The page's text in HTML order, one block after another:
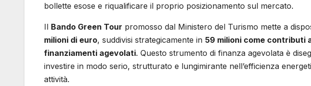
bollette esose e riqualificare il proprio posizionamento sul mercato.
Il Bando Green Tour promosso dal Ministero del Turismo mette a
milioni di euro, suddivisi strategicamente in 59 milioni come contributi
finanziamenti agevolati. Questo strumento di finanza agevolata è
investire in modo serio, strutturato e lungimirante nell’efficienza
attività.